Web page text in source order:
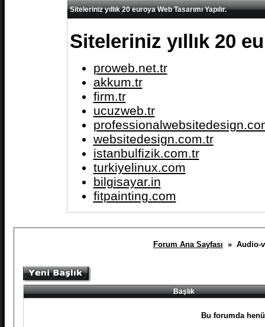
Siteleriniz yıllık 20 euroya Web Tasarımı Yapılır.
Siteleriniz yıllık 20
proweb.net.tr
akkum.tr
firm.tr
ucuzweb.tr
websitedesign.com.tr
istanbulfizik.com.tr
turkiyelinux.com
bilgisayar.in
fitpainting.com
Forum Ana Sayfası » Audio-
Başlık
Bu forumda